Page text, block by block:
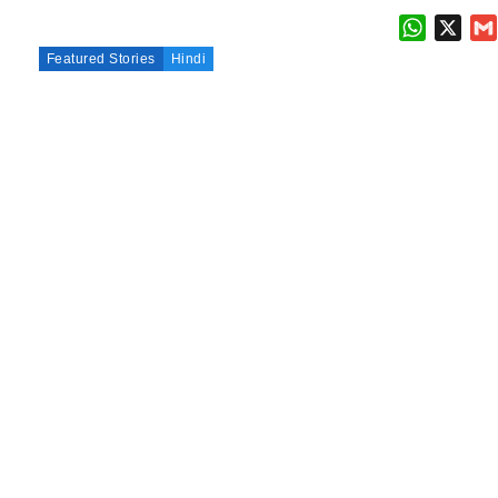
Featured Stories Hindi
WhatsApp